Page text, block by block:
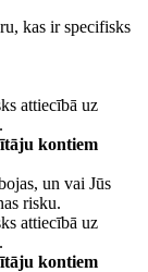
kas ir specifisks
attiecībā uz
kontiem
un vai Jūs
risku.
attiecībā uz
kontiem